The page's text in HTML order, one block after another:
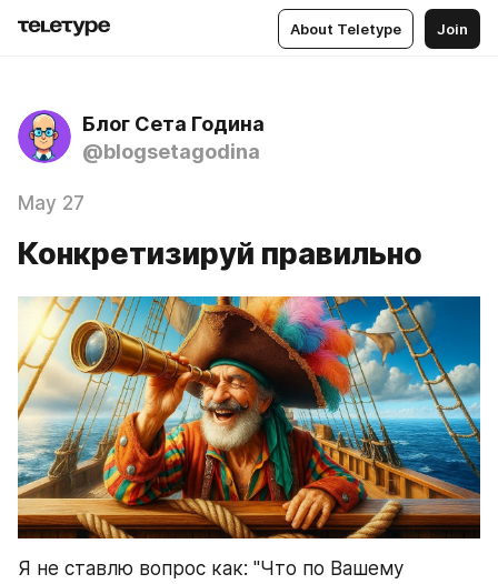
About Teletype Join
Блог Сета Година
@blogsetagodina
May 27
Конкретизируй правильно
Я не ставлю вопрос как: "Что по Вашему